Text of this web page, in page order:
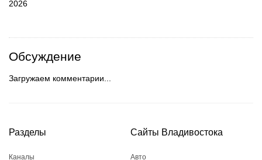
2026
Обсуждение
Загружаем комментарии...
Разделы
Каналы
Сайты Владивостока
Авто